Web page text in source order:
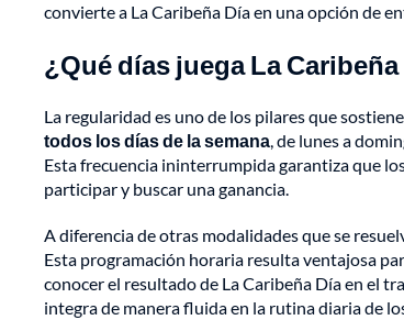
convierte a La Caribeña Día en una opción de
¿Qué días juega La Caribeña
La regularidad es uno de los pilares que
todos los días de la semana, de lunes a
Esta frecuencia ininterrumpida garantiza que
participar y buscar una ganancia.
A diferencia de otras modalidades que se
Esta programación horaria resulta ventajosa
conocer el resultado de La Caribeña Día en el
integra de manera fluida en la rutina diaria de